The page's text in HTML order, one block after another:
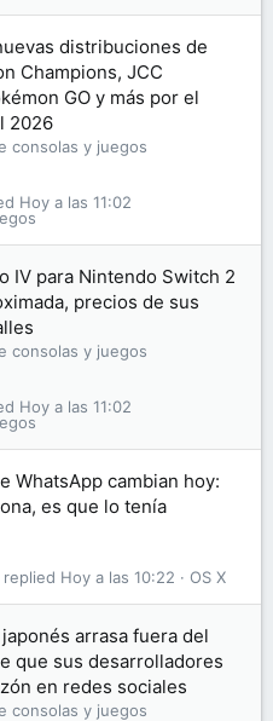
distribuciones de
Champions, JCC
GO y más por el
2026
consolas y juegos
Hoy a las 11:02
IV para Nintendo Switch 2
precios de sus
consolas y juegos
Hoy a las 11:02
WhatsApp cambian hoy:
es que lo tenía
OS X
Hoy a las 10:22
arrasa fuera del
que sus desarrolladores
en redes sociales
consolas y juegos